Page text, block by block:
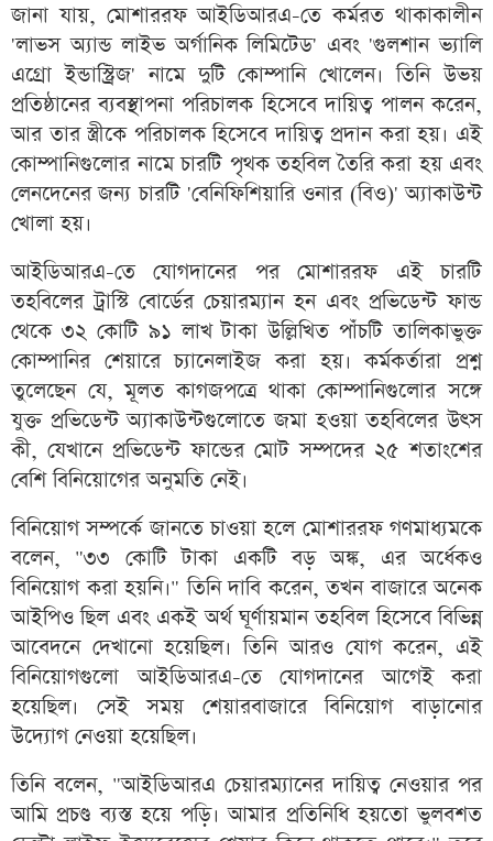
জানা যায়, মোশাররফ আইডিআরএ-তে কর্মরত থাকাকালীন
'লাভস অ্যান্ড লাইভ অর্গানিক লিমিটেড' এবং 'গুলশান ভ্যালি
এগ্রো ইন্ডাস্ট্রিজ' নামে দুটি কোম্পানি খোলেন। তিনি উভয়
প্রতিষ্ঠানের ব্যবস্থাপনা পরিচালক হিসেবে দায়িত্ব পালন করেন,
আর তার স্ত্রীকে পরিচালক হিসেবে দায়িত্ব প্রদান করা হয়। এই
কোম্পানিগুলোর নামে চারটি পৃথক তহবিল তৈরি করা হয় এবং
লেনদেনের জন্য চারটি 'বেনিফিশিয়ারি ওনার (বিও)' অ্যাকাউন্ট
খোলা হয়।
আইডিআরএ-তে যোগদানের পর মোশাররফ এই চারটি
তহবিলের ট্রাস্টি বোর্ডের চেয়ারম্যান হন এবং প্রভিডেন্ট ফান্ড
থেকে ৩২ কোটি ৯১ লাখ টাকা উল্লিখিত পাঁচটি তালিকাভুক্ত
কোম্পানির শেয়ারে চ্যানেলাইজ করা হয়। কর্মকর্তারা প্রশ্ন
তুলেছেন যে, মূলত কাগজপত্রে থাকা কোম্পানিগুলোর সঙ্গে
যুক্ত প্রভিডেন্ট অ্যাকাউন্টগুলোতে জমা হওয়া তহবিলের উৎস
কী, যেখানে প্রভিডেন্ট ফান্ডের মোট সম্পদের ২৫ শতাংশের
বেশি বিনিয়োগের অনুমতি নেই।
বিনিয়োগ সম্পর্কে জানতে চাওয়া হলে মোশাররফ গণমাধ্যমকে
বলেন, "৩৩ কোটি টাকা একটি বড় অঙ্ক, এর অর্ধেকও
বিনিয়োগ করা হয়নি।" তিনি দাবি করেন, তখন বাজারে অনেক
আইপিও ছিল এবং একই অর্থ ঘূর্ণায়মান তহবিল হিসেবে বিভিন্ন
আবেদনে দেখানো হয়েছিল। তিনি আরও যোগ করেন, এই
বিনিয়োগগুলো আইডিআরএ-তে যোগদানের আগেই করা
হয়েছিল। সেই সময় শেয়ারবাজারে বিনিয়োগ বাড়ানোর
উদ্যোগ নেওয়া হয়েছিল।
তিনি বলেন, "আইডিআরএ চেয়ারম্যানের দায়িত্ব নেওয়ার পর
আমি প্রচণ্ড ব্যস্ত হয়ে পড়ি। আমার প্রতিনিধি হয়তো ভুলবশত